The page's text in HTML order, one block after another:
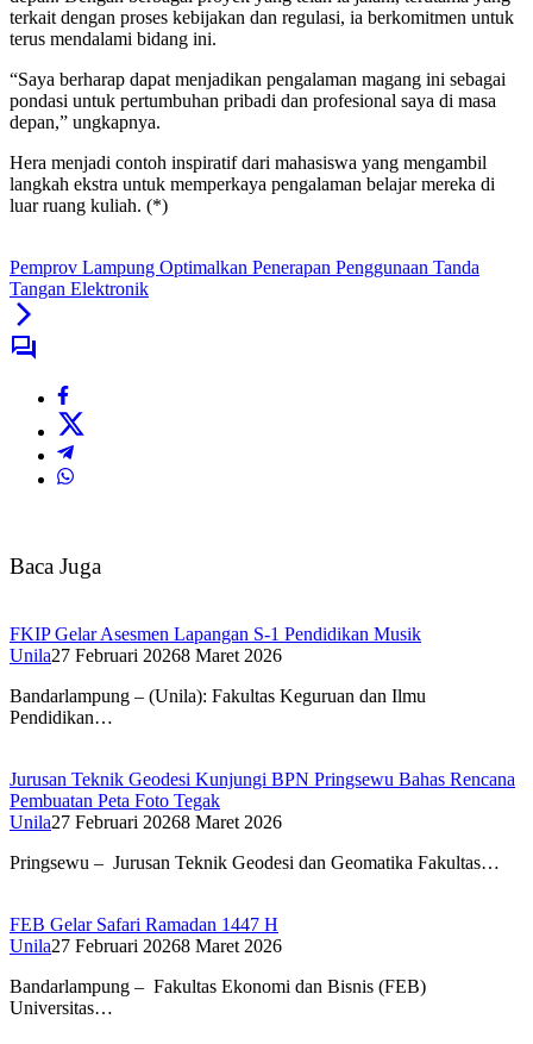
terkait dengan proses kebijakan dan regulasi, ia berkomitmen untuk
terus mendalami bidang ini.
“Saya berharap dapat menjadikan pengalaman magang ini sebagai
pondasi untuk pertumbuhan pribadi dan profesional saya di masa
depan,” ungkapnya.
Hera menjadi contoh inspiratif dari mahasiswa yang mengambil
langkah ekstra untuk memperkaya pengalaman belajar mereka di
luar ruang kuliah. (*)
Pemprov Lampung Optimalkan Penerapan Penggunaan Tanda
Tangan Elektronik
Baca Juga
FKIP Gelar Asesmen Lapangan S-1 Pendidikan Musik
Unila27 Februari 20268 Maret 2026
Bandarlampung – (Unila): Fakultas Keguruan dan Ilmu
Pendidikan…
Jurusan Teknik Geodesi Kunjungi BPN Pringsewu Bahas Rencana
Pembuatan Peta Foto Tegak
Unila27 Februari 20268 Maret 2026
Pringsewu – Jurusan Teknik Geodesi dan Geomatika Fakultas…
FEB Gelar Safari Ramadan 1447 H
Unila27 Februari 20268 Maret 2026
Bandarlampung – Fakultas Ekonomi dan Bisnis (FEB)
Universitas…